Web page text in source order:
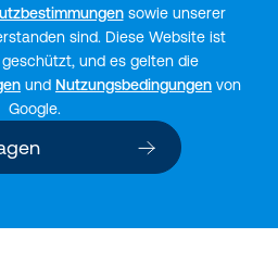
sowie unserer
sind. Diese Website ist
geschützt, und es gelten die
und Nutzungsbedingungen von
Google.